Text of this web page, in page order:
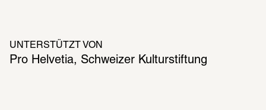
UNTERSTÜTZT VON
Pro Helvetia, Schweizer Kulturstiftung